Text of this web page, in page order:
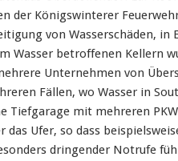
der Königswinterer
von Wasserschäden, in
Wasser betroffenen Kellern
Unternehmen von
Fällen, wo Wasser in
Tiefgarage mit mehreren
Ufer, so dass
dringender Notrufe